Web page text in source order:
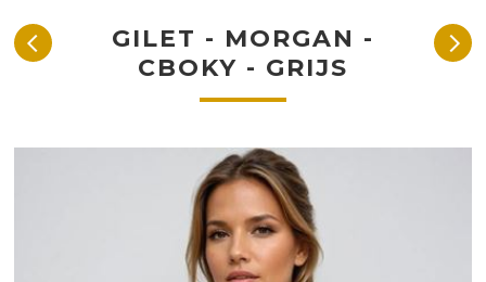
GILET - MORGAN -
CBOKY - GRIJS